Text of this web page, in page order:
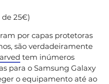
de 25€)
por capas protetoras
são verdadeiramente
tem inúmeros
para o Samsung Galaxy
o equipamento até ao